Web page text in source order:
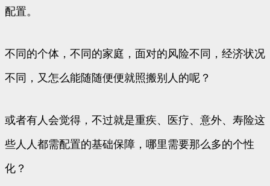
配置。
不同的个体，不同的家庭，面对的风险不同，经济状况
不同，又怎么能随随便便就照搬别人的呢？
或者有人会觉得，不过就是重疾、医疗、意外、寿险这
些人人都需配置的基础保障，哪里需要那么多的个性
化？